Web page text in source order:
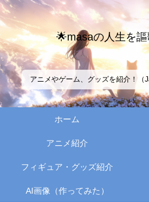
🌟masaの人生を
アニメやゲーム、グッズを紹介！（
ホーム
アニメ紹介
フィギュア・グッズ紹介
AI画像（作ってみた）